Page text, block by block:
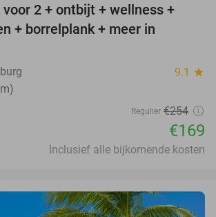
33%
2 + ontbijt + wellness +
+ borrelplank + meer in
9.1 star
Regulier €254
€169
Inclusief alle bijkomende kosten